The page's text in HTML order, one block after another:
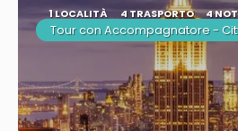
1 LOCALITÀ 4 TRASPORTO 4
Tour con Accompagnatore -